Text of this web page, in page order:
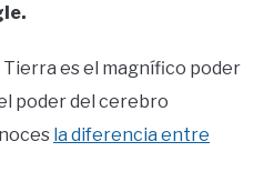
Tierra es el magnífico poder
poder del cerebro
la diferencia entre